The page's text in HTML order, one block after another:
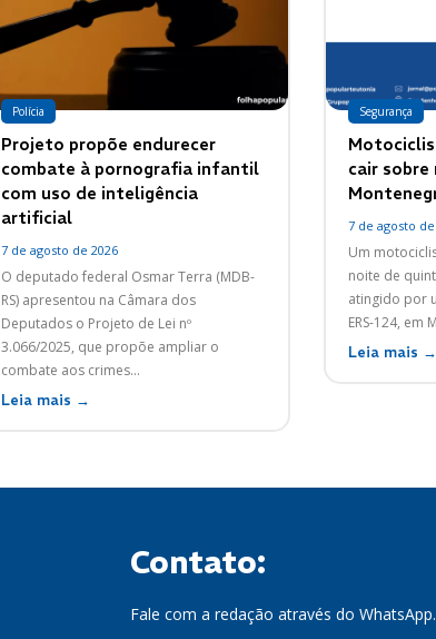
Polícia
Projeto propõe endurecer
combate à pornografia infantil
com uso de inteligência
artificial
7 de agosto de 2026
O deputado federal Osmar Terra (MDB-
RS) apresentou na Câmara dos
Deputados o Projeto de Lei nº
3.066/2025, que propõe ampliar o
combate aos crimes...
Leia mais →
Segurança
cair sobre
7 de agosto de
Um
noite de
atingido por
Leia mais →
Contato:
Fale com a redação através do WhatsApp.